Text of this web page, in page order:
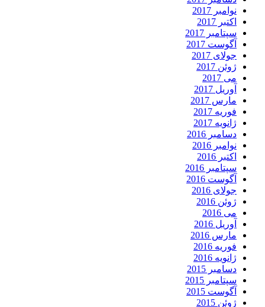
نوامبر 2017
اکتبر 2017
سپتامبر 2017
آگوست 2017
جولای 2017
ژوئن 2017
می 2017
آوریل 2017
مارس 2017
فوریه 2017
ژانویه 2017
دسامبر 2016
نوامبر 2016
اکتبر 2016
سپتامبر 2016
آگوست 2016
جولای 2016
ژوئن 2016
می 2016
آوریل 2016
مارس 2016
فوریه 2016
ژانویه 2016
دسامبر 2015
سپتامبر 2015
آگوست 2015
ژوئن 2015